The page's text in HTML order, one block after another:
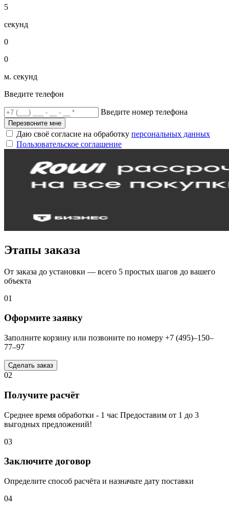
5
секунд
0
0
м. секунд
Введите телефон
Введите номер телефона
Перезвоните мне
Даю своё согласие на обработку персональных данных
Пользовательское соглашение
Этапы заказа
От заказа до установки — всего 5 простых шагов до вашего
объекта
01
Оформите заявку
Заполните корзину или позвоните по номеру +7 (495)–150–
77–97
Сделать заказ
02
Получите расчёт
Среднее время обработки - 1 час Предоставим от 1 до 3
выгодных предложений!
03
Заключите договор
Определите способ расчёта и назначьте дату поставки
04